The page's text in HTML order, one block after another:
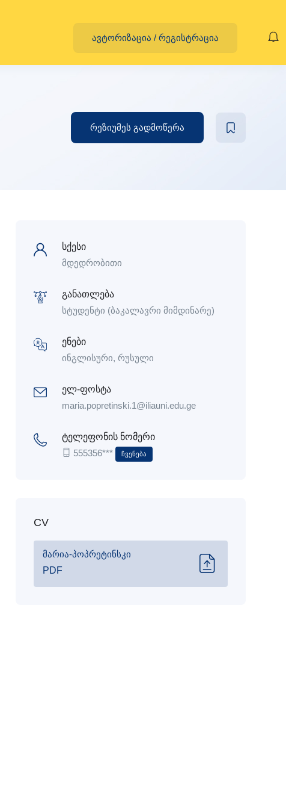
ავტორიზაცია / რეგისტრაცია
რეზიუმეს გადმოწერა
სქესი
მდედრობითი
განათლება
სტუდენტი (ბაკალავრი მიმდინარე)
ენები
ინგლისური, რუსული
ელ-ფოსტა
maria.popretinski.1@iliauni.edu.ge
ტელეფონის ნომერი
555356***
Ჩვენება
CV
მარია-პოპრეტინსკი
PDF